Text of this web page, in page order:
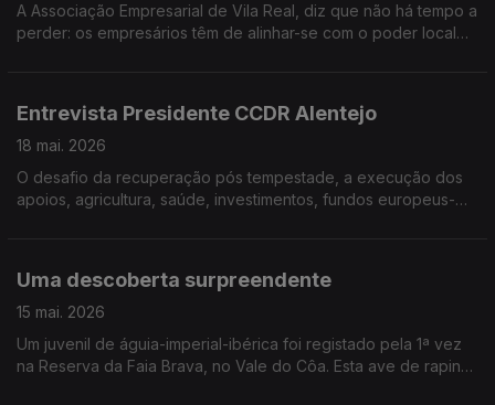
A Associação Empresarial de Vila Real, diz que não há tempo a
perder: os empresários têm de alinhar-se com o poder local
Entrevista Presidente CCDR Alentejo
18 mai. 2026
O desafio da recuperação pós tempestade, a execução dos
apoios, agricultura, saúde, investimentos, fundos europeus-
Uma descoberta surpreendente
15 mai. 2026
Um juvenil de águia-imperial-ibérica foi registado pela 1ª vez
na Reserva da Faia Brava, no Vale do Côa. Esta ave de rapina